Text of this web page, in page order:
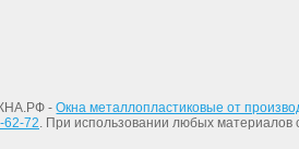
-Окна металлопластиковые от
62-72. При использовании любых материалов